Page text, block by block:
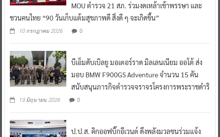
MOU ตำรวจ 21 สภ. ร่วมงดเหล้าเข้าพรรษา และ
ชวนคนไทย “90 วันเก็บแต้มสุขภาพดี สิ่งดี ๆ จะเกิดขึ้น”
10 กรกฎาคม 2026 0
บีเอ็มดับเบิลยู มอเตอร์ราด มิลเลนเนียม ออโต้ ส่ง
มอบ BMW F900GS Adventure จำนวน 15 คัน
สนับสนุนภารกิจตำรวจจราจรโครงการพระราชดำริ
13 มิถุนายน 2026 0
ป.ป.ส. คิกออฟบิ๊กอีเวนต์ ดึงพลังมวลชนร่วมแจ้ง